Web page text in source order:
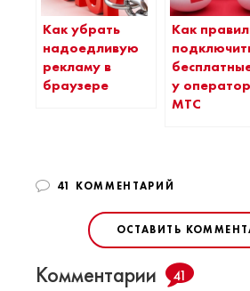
Как убрать
надоедливую
рекламу в
браузере
Как
у
МТС
41 КОММЕНТАРИЙ
ОСТАВИТЬ
Комментарии 41